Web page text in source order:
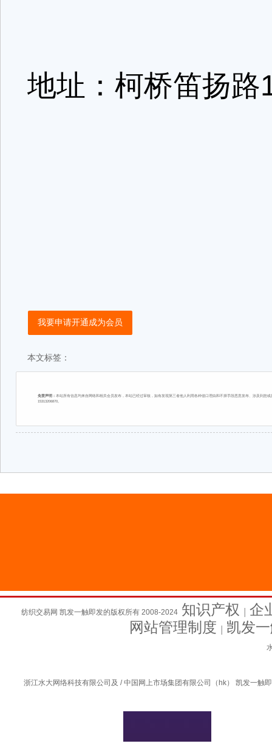
地址：柯桥笛扬
我要申请开通成为会员
本文标签：
免责声明： 本站所有信息均来自网络和相关会员发布，本站已经过审核，如有发现第三者他人利用各种借口理由和不择手段恶意发布、涉及到
15313206870。
纺织交易网 凯发一触即发的版权所有 2008-2024 知识产权
企
网站管理制度
凯发
浙江水大网络科技有限公司及 / 中国网上市场集团有限公司（hk） 凯发一触